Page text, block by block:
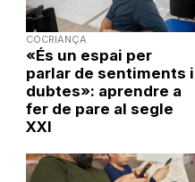
COCRIANÇA
«És un espai per
parlar de sentiments i
dubtes»: aprendre a
fer de pare al segle
XXI